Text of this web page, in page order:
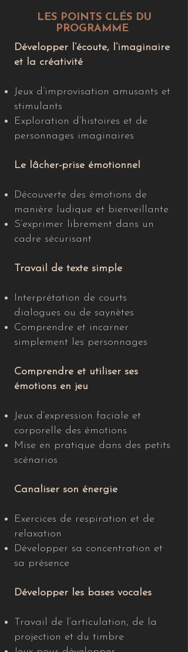
LES POINTS CLÉS DU
PROGRAMME
Développer l’écoute, l’imaginaire
et la créativité
Jeux d’improvisation amusants et
stimulants
Exploration d’histoires et de
personnages imaginaires
Le lâcher-prise émotionnel
Découverte des émotions de
manière ludique et bienveillante
S’exprimer librement dans un
cadre sécurisant
Travail de texte simple
Interprétation de courts
dialogues ou de saynètes
Comprendre et incarner
simplement les personnages
Comprendre et utiliser ses
émotions en jeu
Jeux d’expression faciale et
corporelle des émotions
Mise en pratique dans des petits
scénarios
Canaliser son énergie
Exercices de respiration et de
relaxation
Développer sa concentration et
sa présence
Développer les bases vocales
Travail de l’articulation, de la
projection et du timbre